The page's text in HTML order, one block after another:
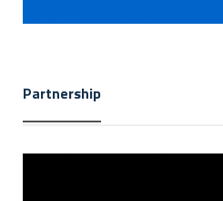
Partnership